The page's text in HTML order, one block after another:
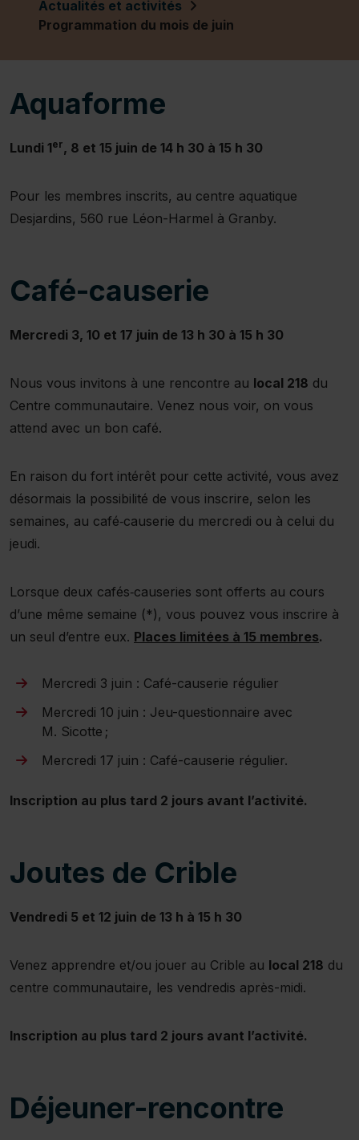
Actualités et activités
Programmation du mois de juin
Aquaforme
Lundi 1er, 8 et 15 juin de 14 h 30 à 15 h 30
Pour les membres inscrits, au centre aquatique
Desjardins, 560 rue Léon-Harmel à Granby.
Café-causerie
Mercredi 3, 10 et 17 juin de 13 h 30 à 15 h 30
Nous vous invitons à une rencontre au local 218 du
Centre communautaire. Venez nous voir, on vous
attend avec un bon café.
En raison du fort intérêt pour cette activité, vous avez
désormais la possibilité de vous inscrire, selon les
semaines, au café‑causerie du mercredi ou à celui du
jeudi.
Lorsque deux cafés‑causeries sont offerts au cours
d’une même semaine (*), vous pouvez vous inscrire à
un seul d’entre eux. Places limitées à 15 membres.
Mercredi 3 juin : Café-causerie régulier
Mercredi 10 juin : Jeu-questionnaire avec
M. Sicotte ;
Mercredi 17 juin : Café-causerie régulier.
Inscription au plus tard 2 jours avant l’activité.
Joutes de Crible
Vendredi 5 et 12 juin de 13 h à 15 h 30
Venez apprendre et/ou jouer au Crible au local 218 du
centre communautaire, les vendredis après-midi.
Inscription au plus tard 2 jours avant l’activité.
Déjeuner-rencontre